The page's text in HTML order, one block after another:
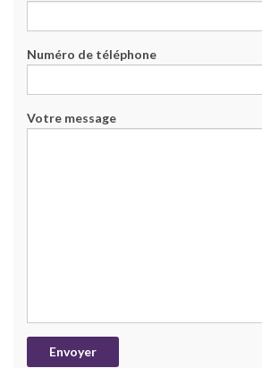
Numéro de téléphone
Votre message